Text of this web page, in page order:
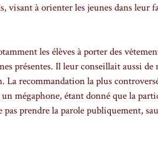
à orienter les jeunes dans leur
les élèves à porter des
présentes. Il leur conseillait aussi
recommandation la plus
un mégaphone, étant donné que la
prendre la parole publiquement,